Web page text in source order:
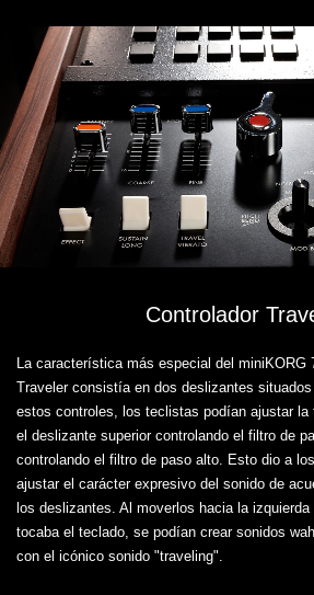
Controlador
La característica más especial del miniKORG
Traveler consistía en dos deslizantes
estos controles, los teclistas podían ajustar la
el deslizante superior controlando el filtro de
controlando el filtro de paso alto. Esto dio a
ajustar el carácter expresivo del sonido de
los deslizantes. Al moverlos hacia la
tocaba el teclado, se podían crear sonidos
con el icónico sonido "traveling".